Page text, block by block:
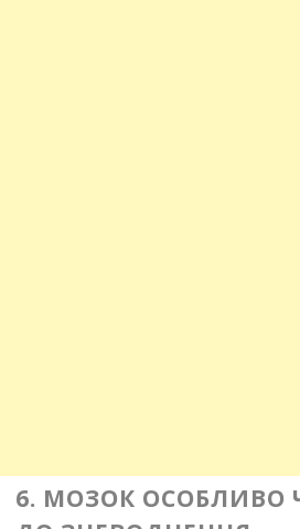
6. МОЗОК ОСОБЛИВО